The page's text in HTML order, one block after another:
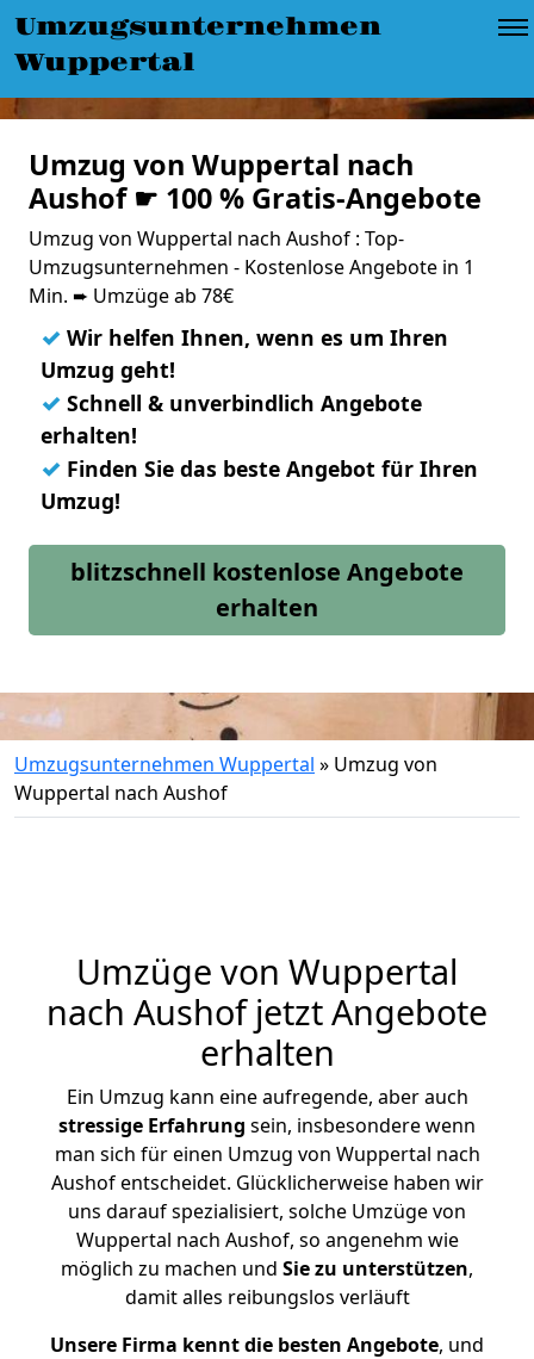
Umzugsunternehmen
Wuppertal
Umzug von Wuppertal nach
Aushof ☛ 100 % Gratis-Angebote
Umzug von Wuppertal nach Aushof : Top-
Umzugsunternehmen - Kostenlose Angebote in 1
Min. ➨ Umzüge ab 78€
✓ Wir helfen Ihnen, wenn es um Ihren
Umzug geht!
✓ Schnell & unverbindlich Angebote
erhalten!
✓ Finden Sie das beste Angebot für Ihren
Umzug!
blitzschnell kostenlose Angebote
erhalten
Umzugsunternehmen Wuppertal » Umzug von
Wuppertal nach Aushof
Umzüge von Wuppertal
nach Aushof jetzt Angebote
erhalten
Ein Umzug kann eine aufregende, aber auch
stressige Erfahrung sein, insbesondere wenn
man sich für einen Umzug von Wuppertal nach
Aushof entscheidet. Glücklicherweise haben wir
uns darauf spezialisiert, solche Umzüge von
Wuppertal nach Aushof, so angenehm wie
möglich zu machen und Sie zu unterstützen,
damit alles reibungslos verläuft
Unsere Firma kennt die besten Angebote, und